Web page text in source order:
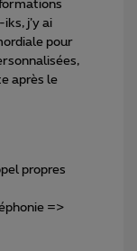
j’y ai
pour
après le
propres
=>